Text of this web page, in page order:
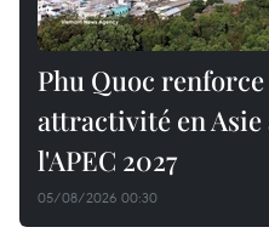
Phu Quoc
attractivité en Asie
l'APEC 2027
05/08/2026 00:30